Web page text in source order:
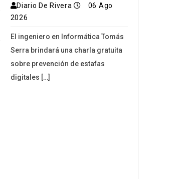
Diario De Rivera
06 Ago
2026
El ingeniero en Informática Tomás
Serra brindará una charla gratuita
sobre prevención de estafas
digitales […]